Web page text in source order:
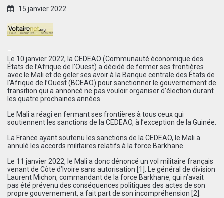
15 janvier 2022
Le 10 janvier 2022, la CEDEAO (Communauté économique des
États de l’Afrique de l’Ouest) a décidé de fermer ses frontières
avec le Mali et de geler ses avoir à la Banque centrale des États de
l’Afrique de l’Ouest (BCEAO) pour sanctionner le gouvernement de
transition qui a annoncé ne pas vouloir organiser d’élection durant
les quatre prochaines années.
Le Mali a réagi en fermant ses frontières à tous ceux qui
soutiennent les sanctions de la CEDEAO, à l’exception de la Guinée.
La France ayant soutenu les sanctions de la CEDEAO, le Mali a
annulé les accords militaires relatifs à la force Barkhane.
Le 11 janvier 2022, le Mali a donc dénoncé un vol militaire français
venant de Côte d’Ivoire sans autorisation [1
. Le général de division
Laurent Michon, commandant de la force Barkhane, qui n’avait
pas été prévenu des conséquences politiques des actes de son
propre gouvernement, a fait part de son incompréhension [2